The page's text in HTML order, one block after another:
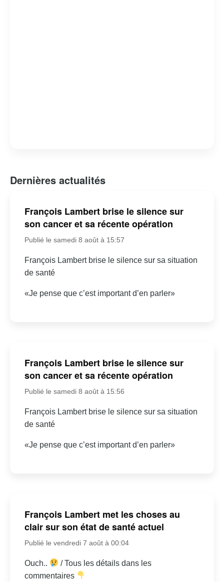
Dernières actualités
François Lambert brise le silence sur
son cancer et sa récente opération
Publié le samedi 8 août à 15:57
François Lambert brise le silence sur sa situation
de santé
«Je pense que c’est important d’en parler»
François Lambert brise le silence sur
son cancer et sa récente opération
Publié le samedi 8 août à 15:56
François Lambert brise le silence sur sa situation
de santé
«Je pense que c’est important d’en parler»
François Lambert met les choses au
clair sur son état de santé actuel
Publié le vendredi 7 août à 00:04
Ouch..
/ Tous les détails dans les
commentaires